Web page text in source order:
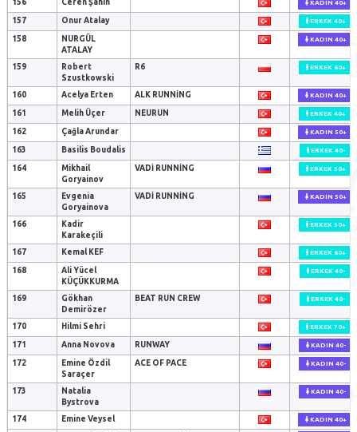
156 Ceren Şahin KADIN 40+
157 Onur Atalay ERKEK 40+
158
NURGÜL
ATALAY
KADIN 40+
159
Robert
Szustkowski
R6 ERKEK 60+
160 Acelya Erten ALK RUNNING KADIN 40+
161 Melih Üçer NEURUN ERKEK 40+
162 Çağla Arundar KADIN 50+
163 Basilis Boudalis ERKEK 40-
164
Mikhail
Goryainov
VADI RUNNING ERKEK 50+
165
Evgenia
Goryainova
VADI RUNNING KADIN 50+
166
Kadir
Karakeçili
ERKEK 50+
167 Kemal KEF ERKEK 60+
168
Ali Yücel
KÜÇÜKKURMA
ERKEK 40-
169
Gökhan
Demirözer
BEAT RUN CREW ERKEK 40-
170 Hilmi Sehri ERKEK 70+
171 Anna Novova RUNWAY KADIN 40-
172
Emine Özdil
Saraçer
ACE OF PACE KADIN 40-
173
Natalia
Bystrova
KADIN 40-
174 Emine Veysel KADIN 40+